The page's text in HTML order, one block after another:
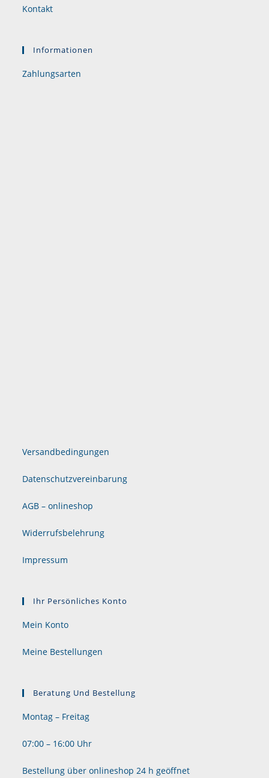
Kontakt
Informationen
Zahlungsarten
Versandbedingungen
Datenschutzvereinbarung
AGB – onlineshop
Widerrufsbelehrung
Impressum
Ihr Persönliches Konto
Mein Konto
Meine Bestellungen
Beratung Und Bestellung
Montag – Freitag
07:00 – 16:00 Uhr
Bestellung über onlineshop 24 h geöffnet